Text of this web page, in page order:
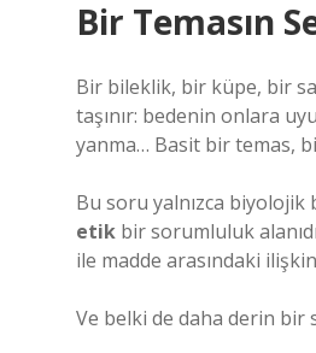
Bir Temasın
Bir bileklik, bir küpe, bir
taşınır: bedenin onlara
yanma… Basit bir temas,
Bu soru yalnızca
etik bir sorumluluk
ile madde arasındaki
Ve belki de daha derin bir